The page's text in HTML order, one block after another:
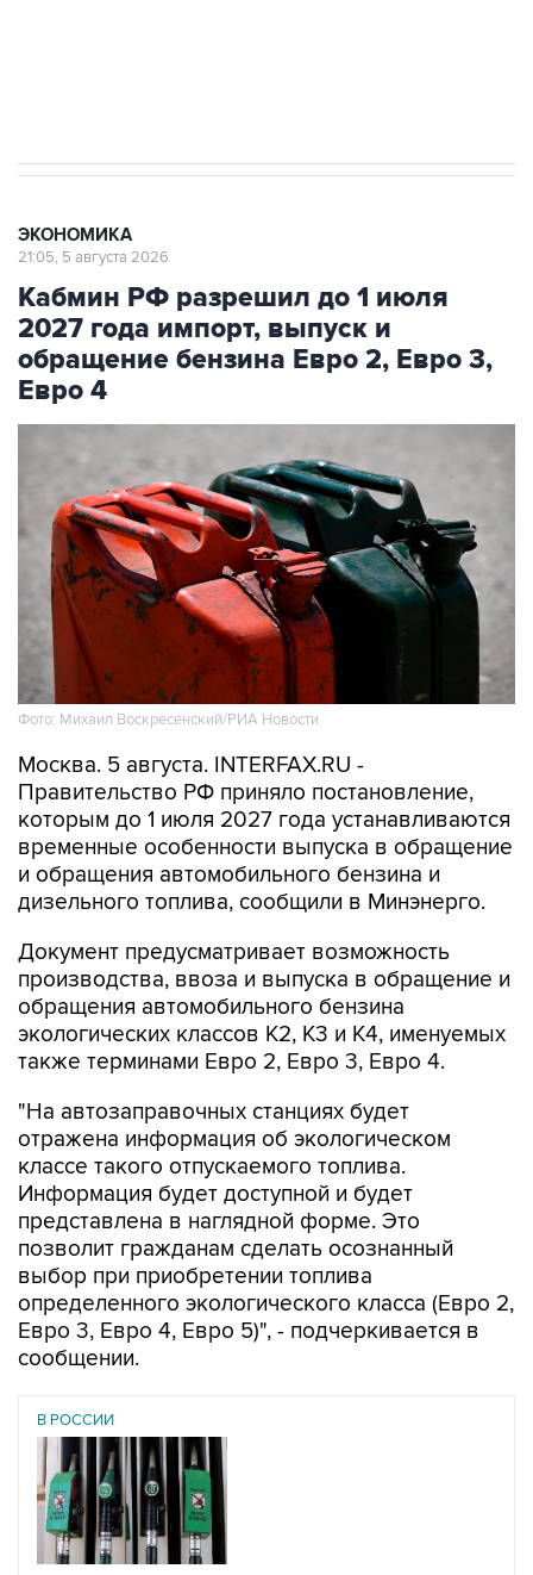
ЭКОНОМИКА
21:05, 5 августа 2026
Кабмин РФ разрешил до 1 июля
2027 года импорт, выпуск и
обращение бензина Евро 2, Евро 3,
Евро 4
Фото: Михаил Воскресенский/РИА Новости
Москва. 5 августа. INTERFAX.RU -
Правительство РФ приняло постановление,
которым до 1 июля 2027 года устанавливаются
временные особенности выпуска в обращение
и обращения автомобильного бензина и
дизельного топлива, сообщили в Минэнерго.
Документ предусматривает возможность
производства, ввоза и выпуска в обращение и
обращения автомобильного бензина
экологических классов К2, К3 и К4, именуемых
также терминами Евро 2, Евро 3, Евро 4.
"На автозаправочных станциях будет
отражена информация об экологическом
классе такого отпускаемого топлива.
Информация будет доступной и будет
представлена в наглядной форме. Это
позволит гражданам сделать осознанный
выбор при приобретении топлива
определенного экологического класса (Евро 2,
Евро 3, Евро 4, Евро 5)", - подчеркивается в
сообщении.
В РОССИИ